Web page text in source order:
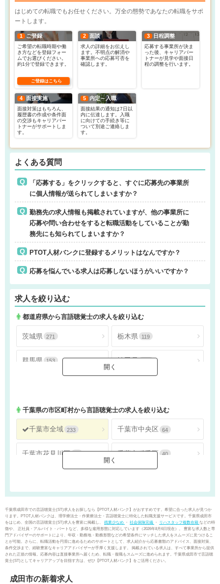
はじめての転職でもお任せください。万全の態勢であなたの転職をサポ
ートします。
1 ご登録
ご希望の転職時期や働
き方などを登録フォー
ムでお選びください。
約1分で登録できます。
ご登録はこちら
2 面談
求人の詳細をお伝えし
ます。不明点の解消や
事業所への応募可否を
確認します。
3 日程調整
応募する事業所が決ま
った後、キャリアパー
トナーが見学や面接日
程の調整を行います。
4 面接実施
面接対策はもちろん、
履歴書の作成や条件面
の交渉もキャリアパー
トナーがサポートしま
す。
5 内定～入職
面接結果の通知は7日以
内に伝達します。入職
に向けての手続き等に
ついて別途ご連絡しま
す。
よくある質問
「応募する」をクリックすると、すぐに応募先の事業所
に個人情報が送られてしまいますか？
勤務先の求人情報も掲載されていますが、他の事業所に
応募や問い合わせをすると転職活動をしていることが勤
務先にも知られてしまいますか？
PTOT人材バンクに登録するメリットはなんですか？
応募を悩んでいる求人は応募しないほうがいいですか？
求人を絞り込む
都道府県から言語聴覚士の求人を絞り込む
茨城県 271 栃木県 119
群馬県 153 埼玉県
神奈川県 1205
千葉県の市区町村から言語聴覚士の求人を絞り込む
千葉市全域 233 千葉市中央区 64
千葉市花見川区 千葉市稲毛区 40
市川市 49 船橋市 121
館山市 8 木更津市 5
松戸市 79
千葉県成田市での言語聴覚士(ST)求人をお探しなら【PTOT人材バンク】がおすすめです。希望に合った求人が見つか
ります。PTOT人材バンクは、理学療法士・作業療法士・言語聴覚士に特化した転職支援サービスです。千葉県成田市
をはじめ、全国の言語聴覚士(ST)求人を豊富に掲載し、 残業少なめ ・ 社会保険完備 ・ リハスタッフ複数在籍 などの特
徴や、 正社員・アルバイト・パートなど、多様な雇用形態に対応しています（2026年8月6日現在）。 豊富な求人数と専
門アドバイザーのサポートにより、年収・勤務地・勤務形態などの希望条件にマッチした求人をスムーズに見つけるこ
とが可能。さらに、転職活動を円滑に進めるためのサポートとして、求人紹介から応募書類のアドバイス、面接対策、
条件交渉まで、経験豊富なキャリアアドバイザーが手厚く支援します。 掲載されている求人は、すべて事業所から提供
された正規の情報。応募内容は直接事業所へ届くため、転職・復職もスムーズに進められます。千葉県成田市で言語聴
覚士(ST)としてキャリアアップを目指す方は、ぜひ【PTOT人材バンク】をご活用ください。
成田市の新着求人